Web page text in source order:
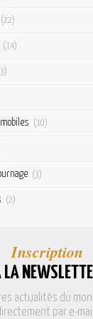
(22)
(14)
(10)
(3)
(2)
Inscription
LA
actualités du
par e-